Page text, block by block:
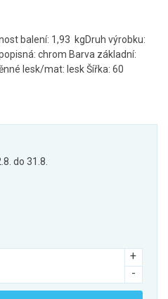
balení: 1,93 kgDruh výrobku:
chrom Barva základní:
lesk/mat: lesk Šířka: 60
do 31.8.